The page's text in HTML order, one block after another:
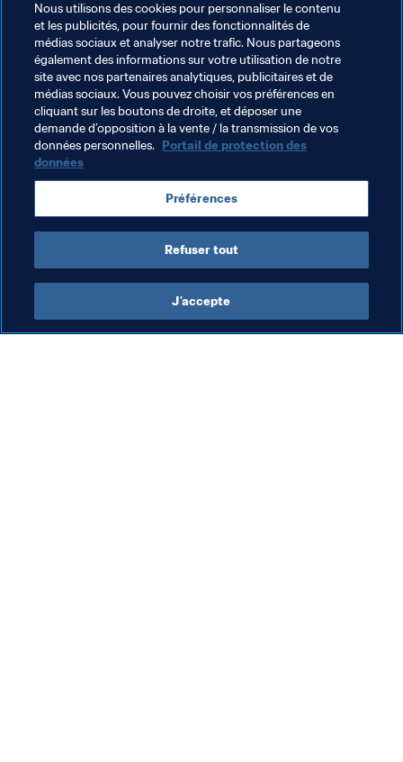
personne. Nous l'avons prouvé en amical face à
l’Espagne. J’espère que nous aurons encore notre destin
entre nos mains au moment d'affronter le Panama".
"La Belgique est la meilleure équipe du groupe, à en
juger par les récents matches amicaux et le Classement
FIFA", juge-t-il encore. "Nous respecterons chaque
adversaire comme il se doit. J’ai la chance de
représenter mon pays dans cette compétition et j’espère
que nous laisserons une trace dans l’histoire", conclut-il.
Nous utilisons des cookies pour personnaliser le contenu
et les publicités, pour fournir des fonctionnalités de
médias sociaux et analyser notre trafic. Nous partageons
également des informations sur votre utilisation de notre
site avec nos partenaires analytiques, publicitaires et de
médias sociaux. Vous pouvez choisir vos préférences en
cliquant sur les boutons de droite, et déposer une
demande d’opposition à la vente / la transmission de vos
données personnelles. Portail de protection des
données
Préférences
Refuser tout
J’accepte